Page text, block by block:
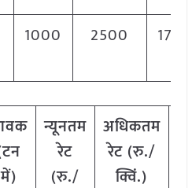
1000 2500 1750
में)
न्यूनतम
रेट
(रु./
अधिकतम
रेट (रु./
क्विं.)